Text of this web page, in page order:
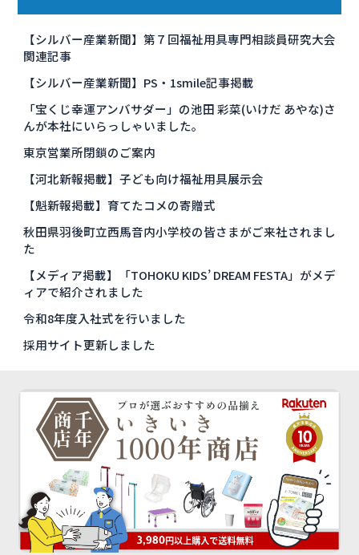
【シルバー産業新聞】第７回福祉用具専門相談員研究大会
関連記事
【シルバー産業新聞】PS・1smile記事掲載
「宝くじ幸運アンバサダー」の池田 彩菜(いけだ あやな)さ
んが本社にいらっしゃいました。
東京営業所閉鎖のご案内
【河北新報掲載】子ども向け福祉用具展示会
【魁新報掲載】育てたコメの寄贈式
秋田県羽後町立西馬音内小学校の皆さまがご来社されまし
た
【メディア掲載】「TOHOKU KIDS’ DREAM FESTA」がメデ
ィアで紹介されました
令和8年度入社式を行いました
採用サイト更新しました